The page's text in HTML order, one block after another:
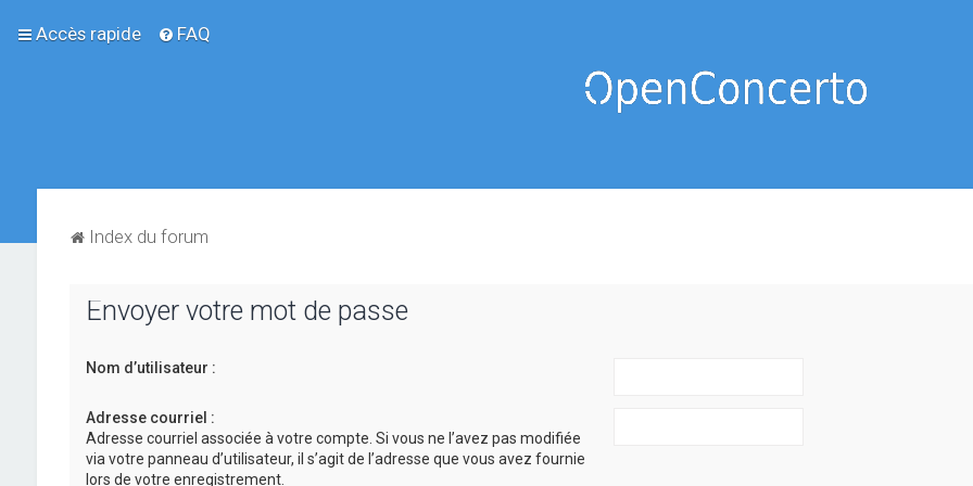
Accès rapide FAQ
Index du forum
Envoyer votre mot de passe
Nom d’utilisateur :
Adresse courriel :
Adresse courriel associée à votre compte. Si vous ne l’avez pas modifiée
via votre panneau d’utilisateur, il s’agit de l’adresse que vous avez fournie
lors de votre enregistrement.